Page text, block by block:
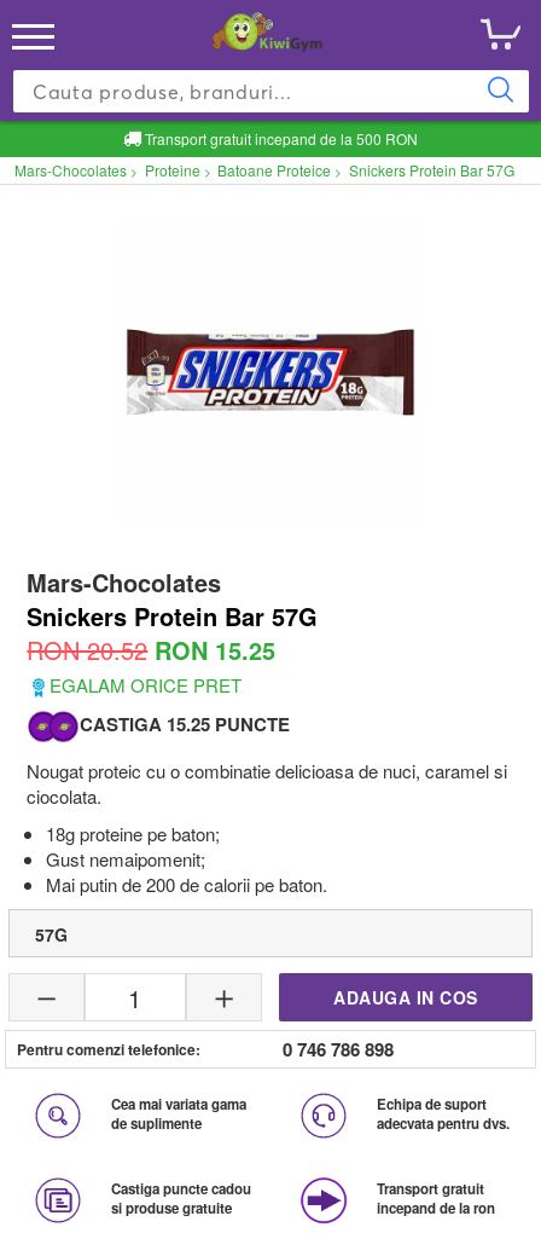
Transport gratuit incepand de la 500 RON
Mars-Chocolates > Proteine > Batoane Proteice > Snickers Protein Bar 57G
Mars-Chocolates
Snickers Protein Bar 57G
RON 20.52 RON 15.25
EGALAM ORICE PRET
CASTIGA 15.25 PUNCTE
Nougat proteic cu o combinatie delicioasa de nuci, caramel si
ciocolata.
18g proteine pe baton;
Gust nemaipomenit;
Mai putin de 200 de calorii pe baton.
57G
1 ADAUGA IN COS
Pentru comenzi telefonice: 0 746 786 898
Cea mai variata gama
de suplimente
Echipa de suport
adecvata pentru dvs.
Castiga puncte cadou
si produse gratuite
Transport gratuit
incepand de la ron